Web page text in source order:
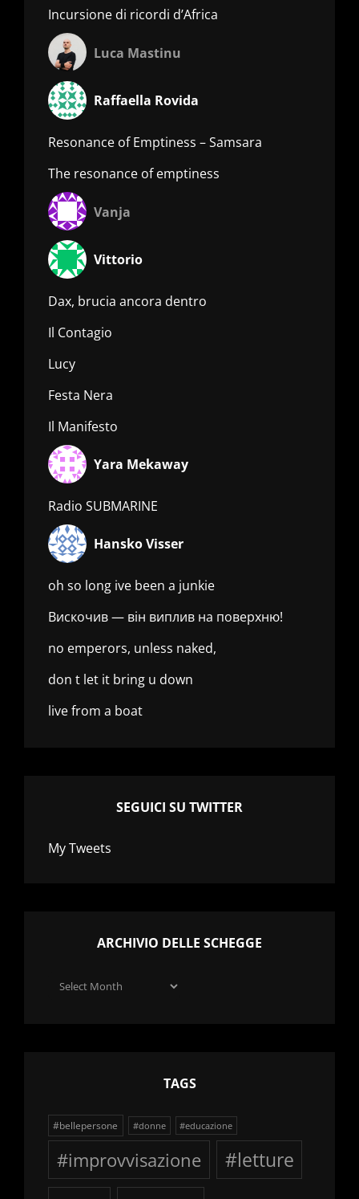
Incursione di ricordi d’Africa
Luca Mastinu
Raffaella Rovida
Resonance of Emptiness – Samsara
The resonance of emptiness
Vanja
Vittorio
Dax, brucia ancora dentro
Il Contagio
Lucy
Festa Nera
Il Manifesto
Yara Mekaway
Radio SUBMARINE
Hansko Visser
oh so long ive been a junkie
Вискочив — він виплив на поверхню!
no emperors, unless naked,
don t let it bring u down
live from a boat
SEGUICI SU TWITTER
My Tweets
ARCHIVIO DELLE SCHEGGE
Archivio
TAGS
#bellepersone #donne #educazione
#improvvisazione
#letture